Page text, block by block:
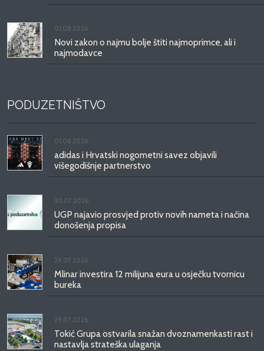
01.08.2026.
Novi zakon o najmu bolje štiti najmoprimce, ali i
najmodavce
PODUZETNIŠTVO
01.08.2026.
adidas i Hrvatski nogometni savez objavili
višegodišnje partnerstvo
30.07.2026.
UGP najavio prosvjed protiv novih nameta i načina
donošenja propisa
29.07.2026.
Mlinar investira 12 milijuna eura u osječku tvornicu
bureka
29.07.2026.
Tokić Grupa ostvarila snažan dvoznamenkasti rast i
nastavlja strateška ulaganja